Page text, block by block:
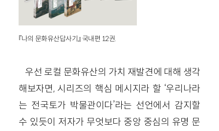
『나의 문화유산답사기』 국내편 12권.
우선 로컬 문화유산의 가치 재발견에 대해 생각
해보자면, 시리즈의 핵심 메시지라 할 ‘우리나라
는 전국토가 박물관이다’라는 선언에서 감지할
수 있듯이 저자가 무엇보다 중앙 중심의 유명 문